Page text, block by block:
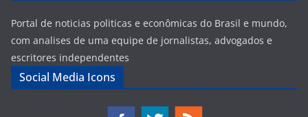
Portal de noticias politicas e econômicas do Brasil e mundo,
com analises de uma equipe de jornalistas, advogados e
escritores independentes
Social Media Icons